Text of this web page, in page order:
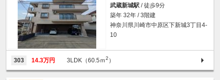
武蔵新城駅 / 徒歩9分
築年 32年 / 3階建
神奈川県川崎市中原区下新城3丁目4-
10
303 14.3万円 3LDK（60.5ｍ2 ）